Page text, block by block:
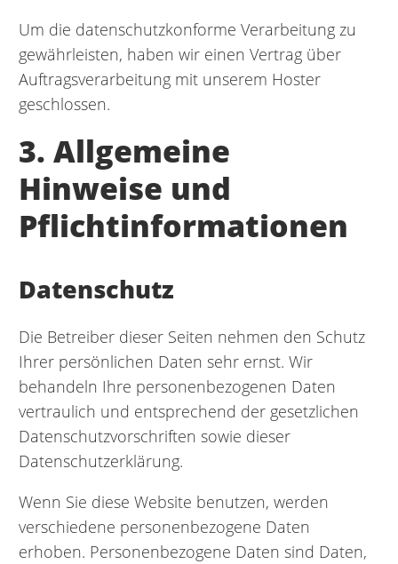
Um die datenschutzkonforme Verarbeitung zu
gewährleisten, haben wir einen Vertrag über
Auftragsverarbeitung mit unserem Hoster
geschlossen.
3. Allgemeine
Hinweise und
Pflichtinformationen
Datenschutz
Die Betreiber dieser Seiten nehmen den Schutz
Ihrer persönlichen Daten sehr ernst. Wir
behandeln Ihre personenbezogenen Daten
vertraulich und entsprechend der gesetzlichen
Datenschutzvorschriften sowie dieser
Datenschutzerklärung.
Wenn Sie diese Website benutzen, werden
verschiedene personenbezogene Daten
erhoben. Personenbezogene Daten sind Daten,